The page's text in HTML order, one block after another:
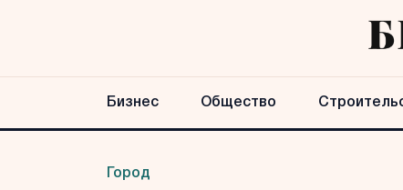
Бизнес Общество
Город